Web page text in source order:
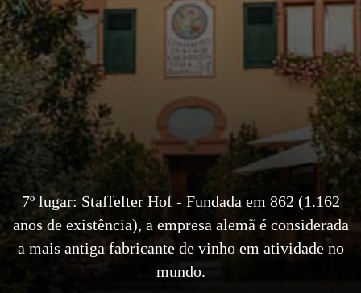
7º lugar: Staffelter Hof - Fundada em 862 (1.162
anos de existência), a empresa alemã é considerada
a mais antiga fabricante de vinho em atividade no
mundo.